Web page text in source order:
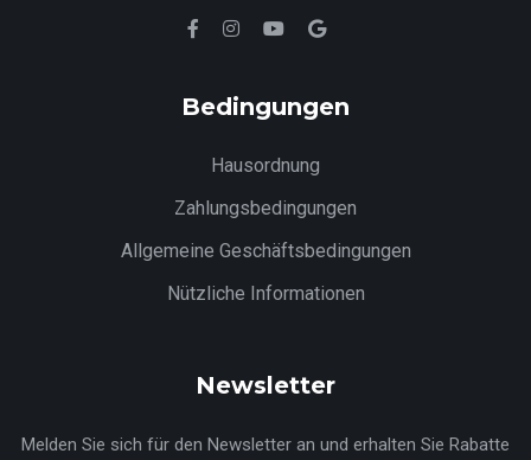
Bedingungen
Hausordnung
Zahlungsbedingungen
Allgemeine Geschäftsbedingungen
Nützliche Informationen
Newsletter
Melden Sie sich für den Newsletter an und erhalten Sie Rabatte